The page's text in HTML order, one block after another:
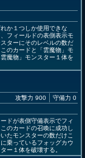
か１つしか使用できな
フィールドの表側表示モ
ターにそのレベルの数だ
のカードと「雲魔物」モ
魔物」モンスター１体を
攻撃力 900 守備力 0
ドが表側守備表示でフィ
のカードの召喚に成功し
たモンスターの数だけこ
乗っているフォッグカウ
ー１体を破壊する。